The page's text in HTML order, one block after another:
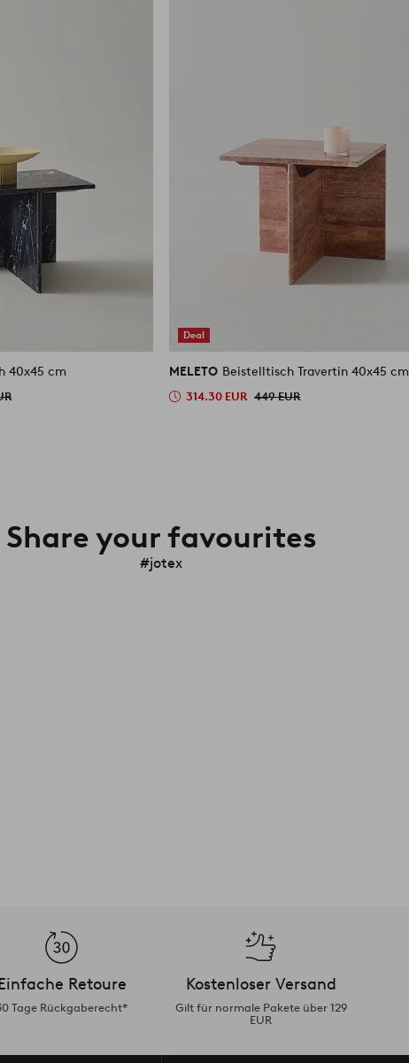
40x45 cm
Deal
MELETO Beistelltisch Travertin 40x45 cm
314.30 EUR 449 EUR
Share your favourites
#jotex
Retoure
Tage Rückgaberecht*
Kostenloser Versand
Gilt für normale Pakete über 129
EUR